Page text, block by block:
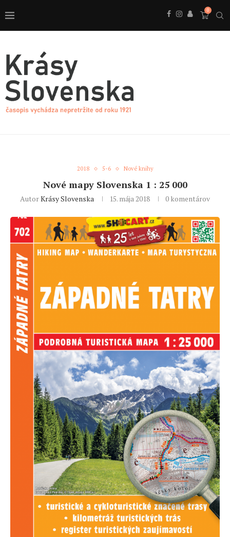
0
2018 5-6 Nové knihy
Nové mapy Slovenska 1 : 25 000
AutorKrásy Slovenska 15. mája 2018 0 komentárov